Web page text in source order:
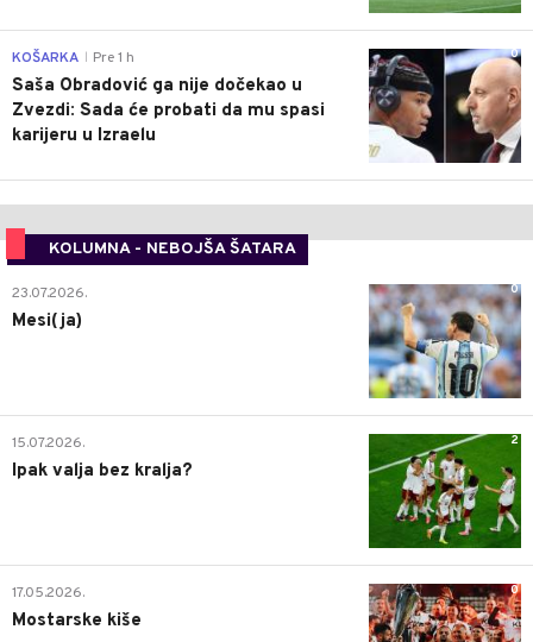
0
KOŠARKA Pre 1 h
Saša Obradović ga nije dočekao u
Zvezdi: Sada će probati da mu spasi
karijeru u Izraelu
KOLUMNA - NEBOJŠA ŠATARA
0
23.07.2026.
Mesi(ja)
2
15.07.2026.
Ipak valja bez kralja?
0
17.05.2026.
Mostarske kiše